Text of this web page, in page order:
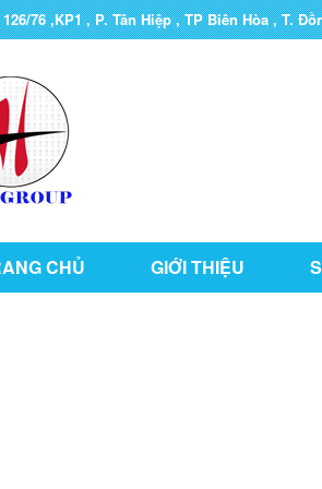
126/76 ,KP1 , P. Tân Hiệp , TP Biên Hòa , T.
CHỦ GIỚI THIỆU